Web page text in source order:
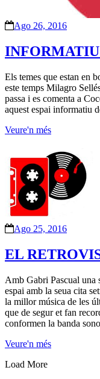
Ago 26, 2016
INFORMATIU
Els temes que estan en
este temps Milagro
passa i es comenta a
aquest espai informatiu
Veure'n més
Ago 25, 2016
EL
Amb Gabri Pascual una
espai amb la seua cita
la millor música de les
que de segur et fan
conformen la banda
Veure'n més
Load More